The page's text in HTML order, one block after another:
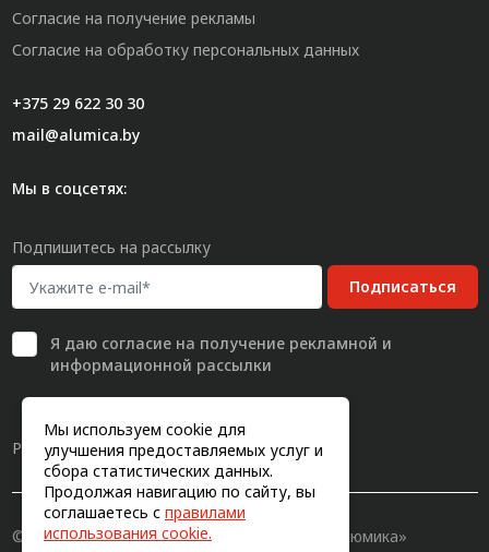
Мы используем cookie для
улучшения предоставляемых услуг и
сбора статистических данных.
Продолжая навигацию по сайту, вы
соглашаетесь с правилами
использования cookie.
Согласие на получение рекламы
Согласие на обработку персональных данных
+375 29 622 30 30
mail@alumica.by
Мы в соцсетях:
Подпишитесь на рассылку
Подписаться
Я даю согласиена получение рекламной и
информационной рассылки
Разработка сайта
© 2011-2026, Конструкционный профиль «Алюмика»